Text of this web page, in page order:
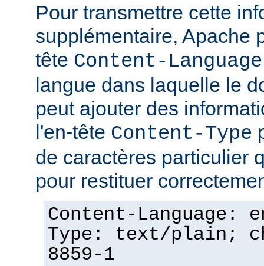
Pour transmettre cette
supplémentaire, Apache
tête Content-Language
langue dans laquelle le
peut ajouter des
l'en-tête Content-Type
de caractères particulier
pour restituer
Content-Language:
Type: text/plain;
8859-1